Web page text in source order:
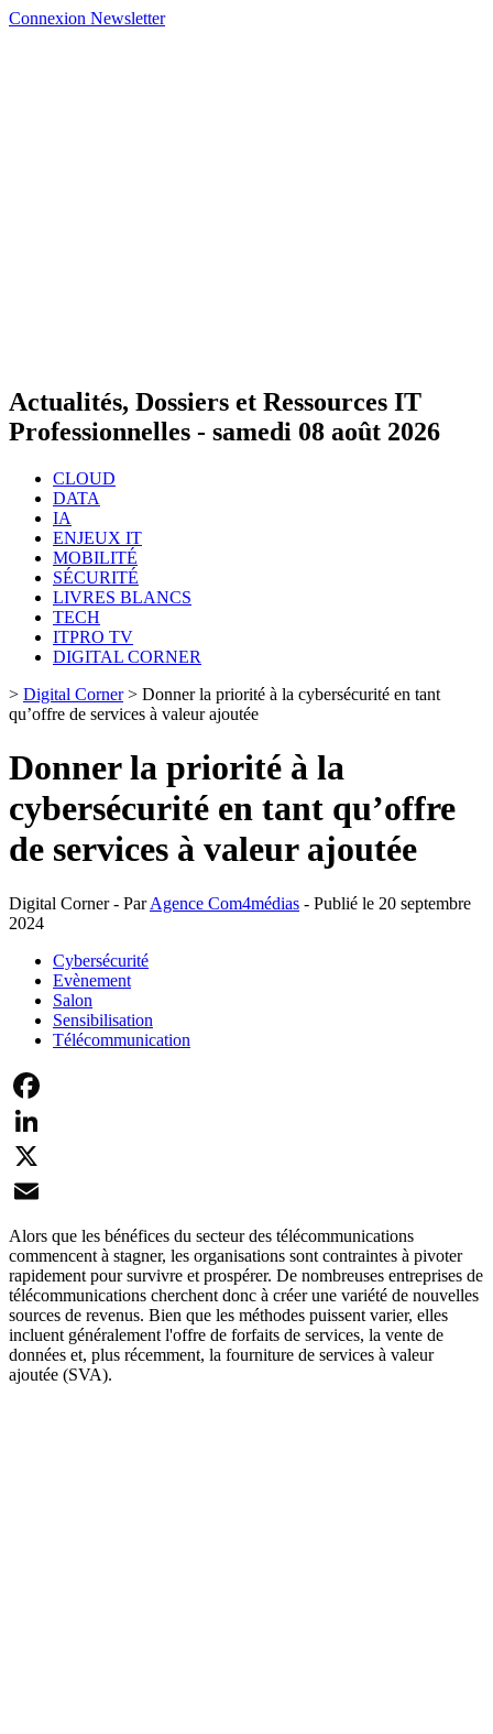
Connexion Newsletter
Actualités, Dossiers et Ressources IT
Professionnelles - samedi 08 août 2026
CLOUD
DATA
IA
ENJEUX IT
MOBILITÉ
SÉCURITÉ
LIVRES BLANCS
TECH
ITPRO TV
DIGITAL CORNER
> Digital Corner> Donner la priorité à la cybersécurité en tant
qu’offre de services à valeur ajoutée
Donner la priorité à la
cybersécurité en tant qu’offre
de services à valeur ajoutée
Digital Corner - ParAgence Com4médias - Publié le 20 septembre
2024
Cybersécurité
Evènement
Salon
Sensibilisation
Télécommunication
Facebook
LinkedIn
X
Email
Alors que les bénéfices du secteur des télécommunications
commencent à stagner, les organisations sont contraintes à pivoter
rapidement pour survivre et prospérer. De nombreuses entreprises de
télécommunications cherchent donc à créer une variété de nouvelles
sources de revenus. Bien que les méthodes puissent varier, elles
incluent généralement l'offre de forfaits de services, la vente de
données et, plus récemment, la fourniture de services à valeur
ajoutée (SVA).